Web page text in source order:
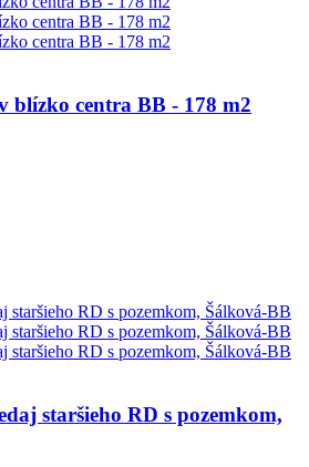
blízko centra BB - 178 m2
staršieho RD s pozemkom,